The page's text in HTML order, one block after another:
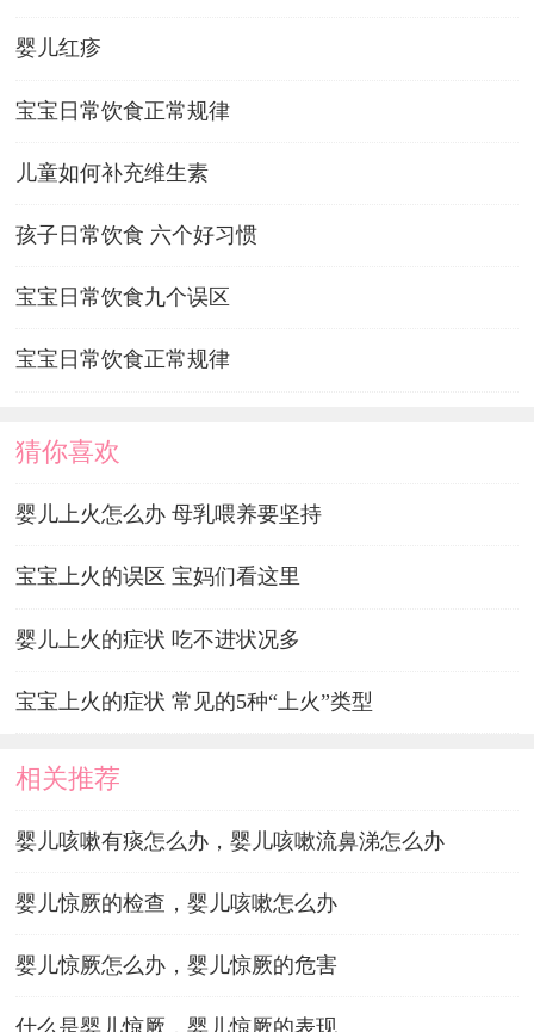
婴儿红疹
宝宝日常饮食正常规律
儿童如何补充维生素
孩子日常饮食 六个好习惯
宝宝日常饮食九个误区
宝宝日常饮食正常规律
猜你喜欢
婴儿上火怎么办 母乳喂养要坚持
宝宝上火的误区 宝妈们看这里
婴儿上火的症状 吃不进状况多
宝宝上火的症状 常见的5种“上火”类型
相关推荐
婴儿咳嗽有痰怎么办，婴儿咳嗽流鼻涕怎么办
婴儿惊厥的检查，婴儿咳嗽怎么办
婴儿惊厥怎么办，婴儿惊厥的危害